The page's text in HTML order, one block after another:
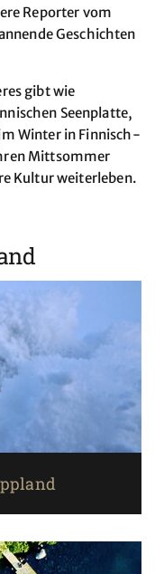
Reporter vom
Geschichten
gibt wie
Seenplatte,
Winter in Finnisch-
Mittsommer
Kultur weiterleben.